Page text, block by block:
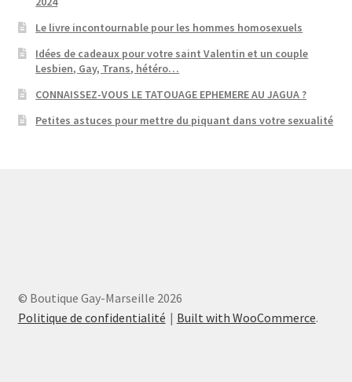
Le livre incontournable pour les hommes homosexuels
Idées de cadeaux pour votre saint Valentin et un couple
Lesbien, Gay, Trans, hétéro…
CONNAISSEZ-VOUS LE TATOUAGE EPHEMERE AU JAGUA ?
Petites astuces pour mettre du piquant dans votre sexualité
© Boutique Gay-Marseille 2026
Politique de confidentialité
Built with WooCommerce.